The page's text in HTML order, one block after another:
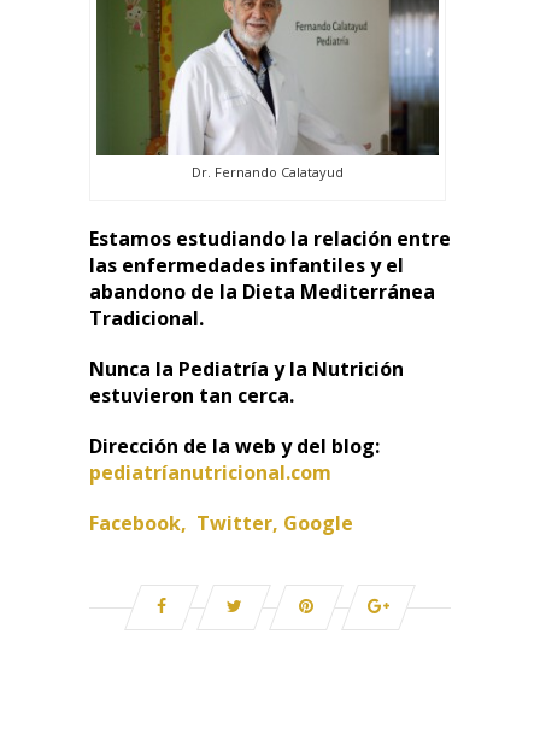
Dr. Fernando Calatayud
Estamos estudiando la relación entre
las enfermedades infantiles y el
abandono de la Dieta Mediterránea
Tradicional.
Nunca la Pediatría y la Nutrición
estuvieron tan cerca.
Dirección de la web y del blog:
pediatríanutricional.com
Facebook, Twitter, Google